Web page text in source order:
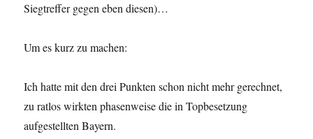
Siegtreffer gegen eben diesen)…
Um es kurz zu machen:
Ich hatte mit den drei Punkten schon nicht mehr gerechnet,
zu ratlos wirkten phasenweise die in Topbesetzung
aufgestellten Bayern.